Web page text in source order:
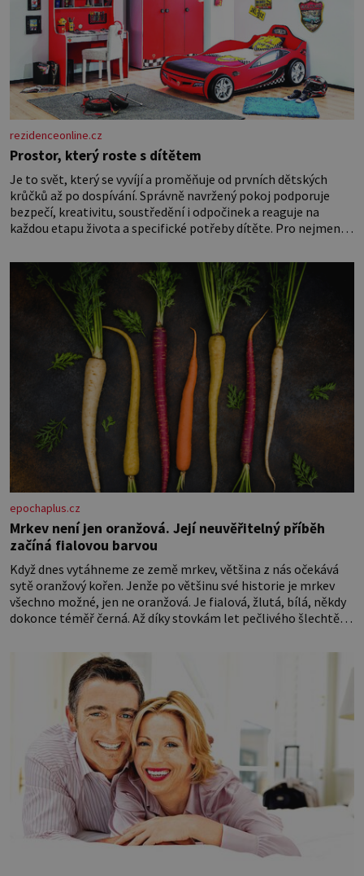
rezidenceonline.cz
Prostor, který roste s dítětem
Je to svět, který se vyvíjí a proměňuje od prvních dětských
krůčků až po dospívání. Správně navržený pokoj podporuje
bezpečí, kreativitu, soustředění i odpočinek a reaguje na
každou etapu života a specifické potřeby dítěte. Pro nejmenší
miminka měl působit především klidně a útulně. Předškolní
věk je
epochaplus.cz
Mrkev není jen oranžová. Její neuvěřitelný příběh
začíná fialovou barvou
Když dnes vytáhneme ze země mrkev, většina z nás očekává
sytě oranžový kořen. Jenže po většinu své historie je mrkev
všechno možné, jen ne oranžová. Je fialová, žlutá, bílá, někdy
dokonce téměř černá. Až díky stovkám let pečlivého šlechtění
nedokážeme představit. Její příběh je